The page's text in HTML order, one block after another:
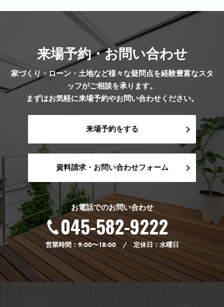
来場予約・お問い合わせ
家づくり・ローン・土地など様々な疑問点を経験豊富なスタ
ッフがご相談を承ります。
まずはお気軽に来場予約やお問い合わせください。
来場予約をする
資料請求・お問い合わせフォーム
お電話でのお問い合わせ
045-582-9222
営業時間：9:00〜18:00 / 定休日：水曜日